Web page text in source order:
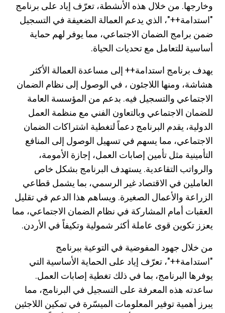
وخارجها. من خلال هذه الأنشطة، تعرّف إياد على برنامج
"استدامة++"، الذي يدعم العمالة الضعيفة في التسجيل
ضمن برامج الضمان الاجتماعي، مما يوفر لهم حماية
أساسية للتعامل مع تحديات الحياة.
يهدف برنامج استدامة++ إلى مساعدة العمالة الأكثر
هشاشة، ومنها اللاجئون ، في الوصول إلى نظام الضمان
الاجتماعي والتسجيل فيه. بدعم من المؤسسة العامة
للضمان الاجتماعي وبالتعاون الفني مع منظمة العمل
الدولية، يقدم البرنامج دعماً لتغطية اشتراكات الضمان
الاجتماعي، مما يسهم في تسهيل الوصول إلى المنافع
التأمينية مثل تأمين إصابات العمل، إجازة الأمومة،
والرواتب التقاعدية. يستهدف البرنامج بشكل خاص
العاملين في الاقتصاد غير الرسمي، بما يشمل قطاعي
الزراعة والأعمال الصغيرة. ويساهم هذا الدعم في تقليل
العقبات أمام المشاركة في نظام الضمان الاجتماعي، مما
يعزز تكوين قوى عاملة أكثر شمولية وتكيفاً في الأردن.
من خلال جهود المفوضية في التوعية ببرنامج
"استدامة++"، تعرّف إياد على الحماية الأساسية التي
يوفرها البرنامج، بما في ذلك تغطية إصابات العمل.
ساعدته هذه المعرفة على التسجيل في البرنامج، مما
يبرز أهمية توفير المعلومات الميسّرة في تمكين اللاجئين